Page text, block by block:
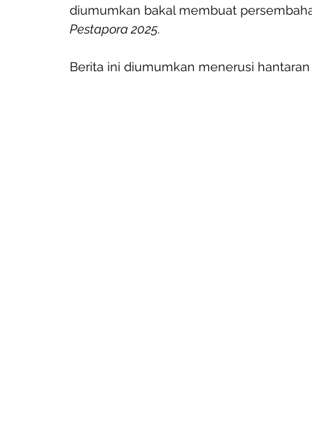
diumumkan bakal membuat
Pestapora 2025.
Berita ini diumumkan menerusi